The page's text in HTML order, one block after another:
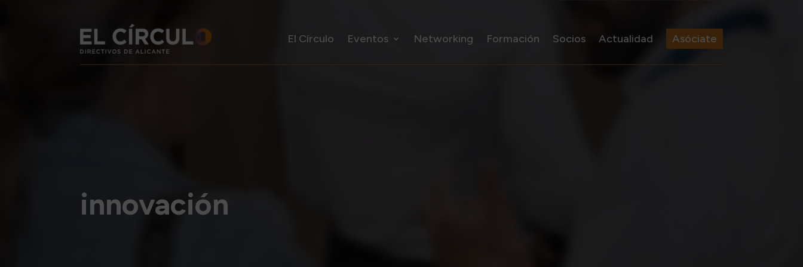
El Círculo Eventos Networking Formación Socios Actualidad Asóciate
innovación